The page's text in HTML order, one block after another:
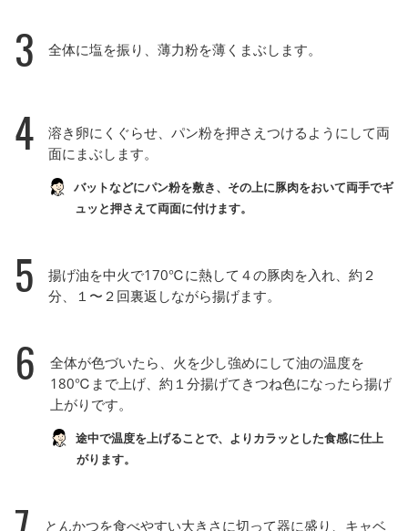
3 全体に塩を振り、薄力粉を薄くまぶします。
4
溶き卵にくぐらせ、パン粉を押さえつけるようにして両
面にまぶします。
バットなどにパン粉を敷き、その上に豚肉をおいて両手でギ
ュッと押さえて両面に付けます。
5
揚げ油を中火で170℃に熱して４の豚肉を入れ、約２
分、１〜２回裏返しながら揚げます。
6
全体が色づいたら、火を少し強めにして油の温度を
180℃まで上げ、約１分揚げてきつね色になったら揚げ
上がりです。
途中で温度を上げることで、よりカラッとした食感に仕上
がります。
とんかつを食べやすい大きさに切って器に盛り、キャベ